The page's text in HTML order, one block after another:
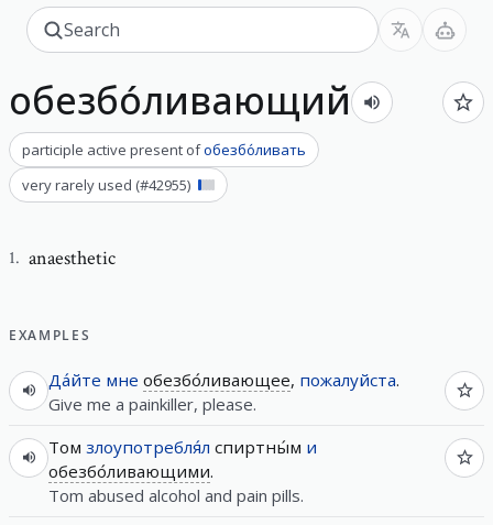
обезбо́ливающий
participle active present ofобезбо́ливать
very rarely used (#42955)
1. anaesthetic
EXAMPLES
Да́йте мне обезбо́ливающее, пожалуйста.
Give me a painkiller, please.
Том злоупотребля́л спиртны́м и
обезбо́ливающими.
Tom abused alcohol and pain pills.